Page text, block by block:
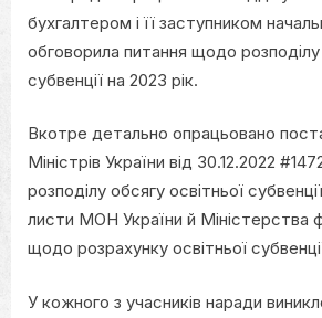
бухгалтером і її заступником
обговорила питання щодо розподілу
субвенції на 2023 рік.
Вкотре детально опрацьовано
Міністрів України від 30.12.2022
розподілу обсягу освітньої
листи МОН України й Міністерства
щодо розрахунку освітньої
У кожного з учасників наради